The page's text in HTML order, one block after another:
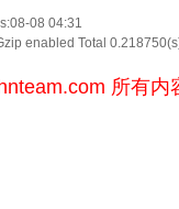
08 04:31
enabled Total
所有内